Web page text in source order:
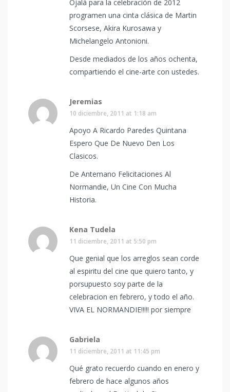
Ojalá para la celebración de 2012
programen una cinta clásica de Martin
Scorsese, Akira Kurosawa y
Michelangelo Antonioni.
Desde mediados de los años ochenta,
compartiendo el cine-arte con ustedes.
Jeremias
10 diciembre, 2011 at 1:18 am
Apoyo A Ricardo Paredes Quintana
Espero Que De Nuevo Den Los
Clasicos.
De Antemano Felicitaciones Al
Normandie, Un Cine Con Mucha
Historia.
Kena Tudela
11 diciembre, 2011 at 5:50 pm
Que genial que los arreglos sean corde
al espiritu del cine que quiero tanto, y
porsupuesto soy parte de la
celebracion en febrero, y todo el año.
VIVA EL NORMANDIE!!!!! por siempre
Gabriela
11 diciembre, 2011 at 11:45 pm
Qué grato recuerdo cuando en enero y
febrero de hace algunos años